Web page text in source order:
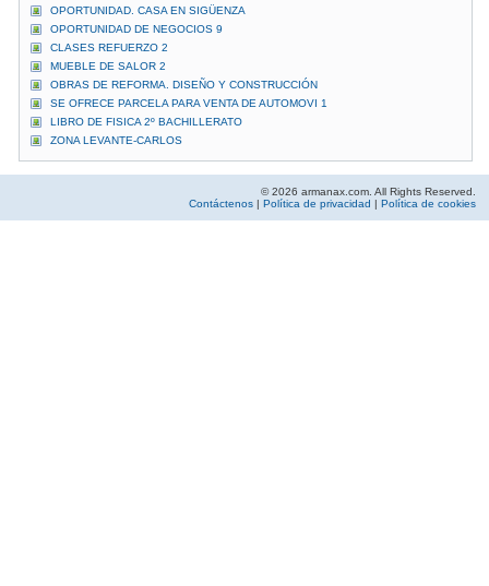
OPORTUNIDAD. CASA EN SIGÜENZA
OPORTUNIDAD DE NEGOCIOS 9
CLASES REFUERZO 2
MUEBLE DE SALOR 2
OBRAS DE REFORMA. DISEÑO Y CONSTRUCCIÓN
SE OFRECE PARCELA PARA VENTA DE AUTOMOVI 1
LIBRO DE FISICA 2º BACHILLERATO
ZONA LEVANTE-CARLOS
© 2026 armanax.com. All Rights Reserved.
Contáctenos | Política de privacidad | Política de cookies